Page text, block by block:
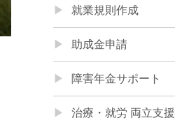
就業規則作成
助成金申請
障害年金サポート
治療・就労 両立支援